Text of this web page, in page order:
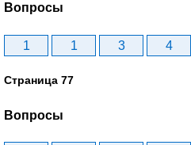
Вопросы
1 1 3 4
Страница 77
Вопросы